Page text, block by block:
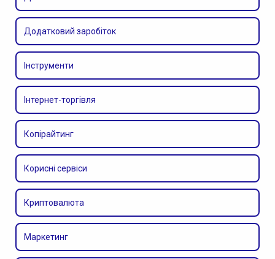
Додатковий заробіток
Інструменти
Інтернет-торгівля
Копірайтинг
Корисні сервіси
Криптовалюта
Маркетинг